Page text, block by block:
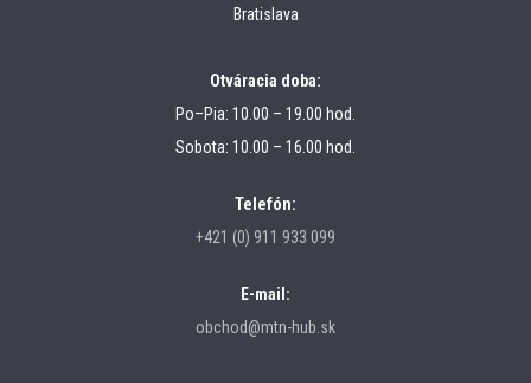
Bratislava
Otváracia doba:
Po–Pia: 10.00 – 19.00 hod.
Sobota: 10.00 – 16.00 hod.
Telefón:
+421 (0) 911 933 099
E-mail:
obchod@mtn-hub.sk